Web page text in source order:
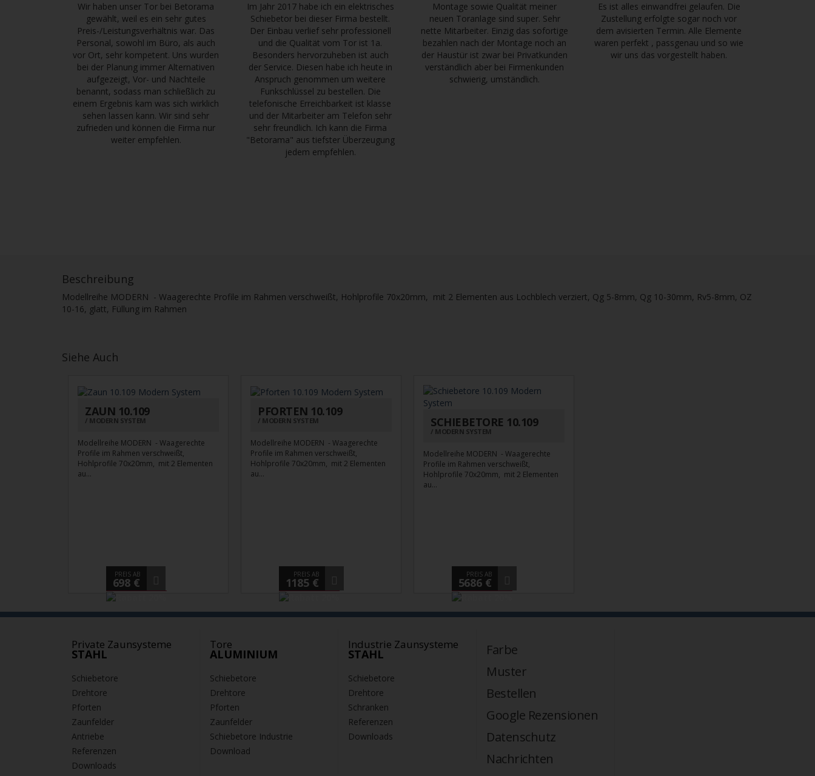
Wir haben unser Tor bei Betorama
gewählt, weil es ein sehr gutes
Preis-/Leistungsverhältnis war. Das
Personal, sowohl im Büro, als auch
vor Ort, sehr kompetent. Uns wurden
bei der Planung immer Alternativen
aufgezeigt, Vor- und Nachteile
benannt, sodass man schließlich zu
einem Ergebnis kam was sich wirklich
sehen lassen kann. Wir sind sehr
zufrieden und können die Firma nur
weiter empfehlen.
Im Jahr 2017 habe ich ein elektrisches
Schiebetor bei dieser Firma bestellt.
Der Einbau verlief sehr professionell
und die Qualität vom Tor ist 1a.
Besonders hervorzuheben ist auch
der Service. Diesen habe ich heute in
Anspruch genommen um weitere
Funkschlüssel zu bestellen. Die
telefonische Erreichbarkeit ist klasse
und der Mitarbeiter am Telefon sehr
sehr freundlich. Ich kann die Firma
"Betorama" aus tiefster Überzeugung
jedem empfehlen.
Montage sowie Qualität meiner
neuen Toranlage sind super. Sehr
nette Mitarbeiter. Einzig das sofortige
bezahlen nach der Montage noch an
der Haustür ist zwar bei Privatkunden
verständlich aber bei Firmenkunden
schwierig, umständlich.
Es ist alles einwandfrei gelaufen. Die
Zustellung erfolgte sogar noch vor
dem avisierten Termin. Alle Elemente
waren perfekt , passgenau und so wie
wir uns das vorgestellt haben.
Beschreibung
Modellreihe MODERN - Waagerechte Profile im Rahmen verschweißt, Hohlprofile 70x20mm, mit 2 Elementen aus Lochblech verziert, Qg 5-8mm, Qg 10-30mm, Rv5-8mm, OZ
10-16, glatt, Füllung im Rahmen
Siehe Auch
ZAUN 10.109
MODERN SYSTEM
Modellreihe MODERN - Waagerechte
Profile im Rahmen verschweißt,
Hohlprofile 70x20mm, mit 2 Elementen
au...
PREIS AB
698 €
PFORTEN 10.109
MODERN SYSTEM
Modellreihe MODERN - Waagerechte
Profile im Rahmen verschweißt,
Hohlprofile 70x20mm, mit 2 Elementen
au...
PREIS AB
1185 €
SCHIEBETORE 10.109
MODERN SYSTEM
Modellreihe MODERN - Waagerechte
Profile im Rahmen verschweißt,
Hohlprofile 70x20mm, mit 2 Elementen
au...
PREIS AB
5686 €
Private Zaunsysteme
STAHL
Schiebetore
Drehtore
Pforten
Zaunfelder
Antriebe
Referenzen
Downloads
Tore
ALUMINIUM
Schiebetore
Drehtore
Pforten
Zaunfelder
Schiebetore Industrie
Download
Industrie Zaunsysteme
STAHL
Schiebetore
Drehtore
Schranken
Referenzen
Downloads
Farbe
Muster
Bestellen
Google Rezensionen
Datenschutz
Nachrichten